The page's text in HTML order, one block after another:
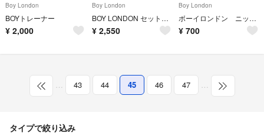
Boy London
BOYトレーナー
¥ 2,000
Boy London
BOY LONDON セットアップ。
¥ 2,550
Boy London
ボーイロンドン ニット帽
¥ 700
… 43 44 45 46 47 …
タイプで絞り込み